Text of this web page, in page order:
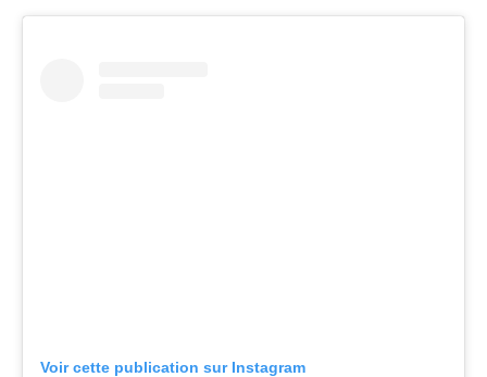
Voir cette publication sur Instagram